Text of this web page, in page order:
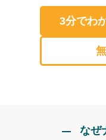
3分でわ
なぜ